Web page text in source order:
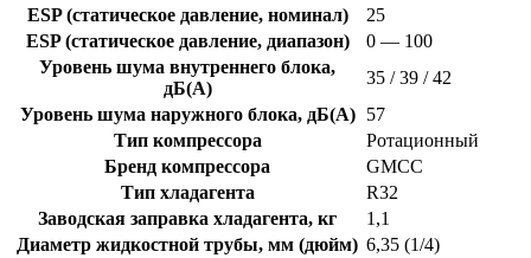
ESP (статическое давление, номинал)
25
ESP (статическое давление, диапазон)
0 — 100
Уровень шума внутреннего блока,
дБ(А)
35 / 39 / 42
Уровень шума наружного блока, дБ(А)
57
Тип компрессора
Ротационный
Бренд компрессора
GMCC
Тип хладагента
R32
Заводская заправка хладагента, кг
1,1
Диаметр жидкостной трубы, мм (дюйм) 6,35 (1/4)